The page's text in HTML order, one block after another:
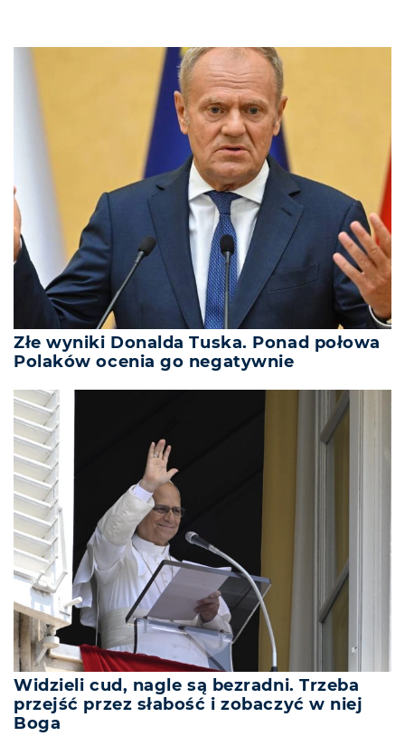
Złe wyniki Donalda Tuska. Ponad połowa
Polaków ocenia go negatywnie
Widzieli cud, nagle są bezradni. Trzeba
przejść przez słabość i zobaczyć w niej
Boga